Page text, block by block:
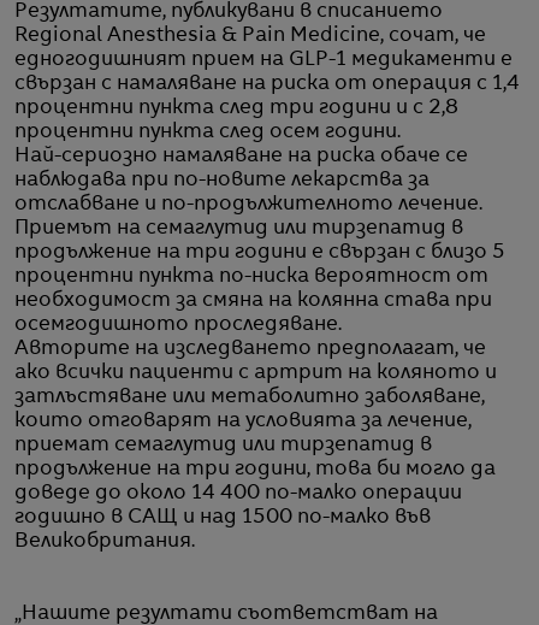
Резултатите, публикувани в списанието
Regional Anesthesia & Pain Medicine, сочат, че
едногодишният прием на GLP-1 медикаменти е
свързан с намаляване на риска от операция с 1,4
процентни пункта след три години и с 2,8
процентни пункта след осем години.
Най-сериозно намаляване на риска обаче се
наблюдава при по-новите лекарства за
отслабване и по-продължителното лечение.
Приемът на семаглутид или тирзепатид в
продължение на три години е свързан с близо 5
процентни пункта по-ниска вероятност от
необходимост за смяна на колянна става при
осемгодишното проследяване.
Авторите на изследването предполагат, че
ако всички пациенти с артрит на коляното и
затлъстяване или метаболитно заболяване,
които отговарят на условията за лечение,
приемат семаглутид или тирзепатид в
продължение на три години, това би могло да
доведе до около 14 400 по-малко операции
годишно в САЩ и над 1500 по-малко във
Великобритания.
„Нашите резултати съответстват на